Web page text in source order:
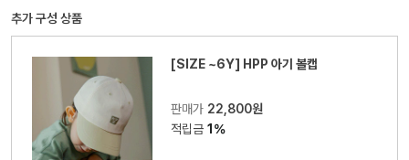
추가 구성 상품
[SIZE ~6Y] HPP 아기 볼캡
판매가 22,800원
적립금1%